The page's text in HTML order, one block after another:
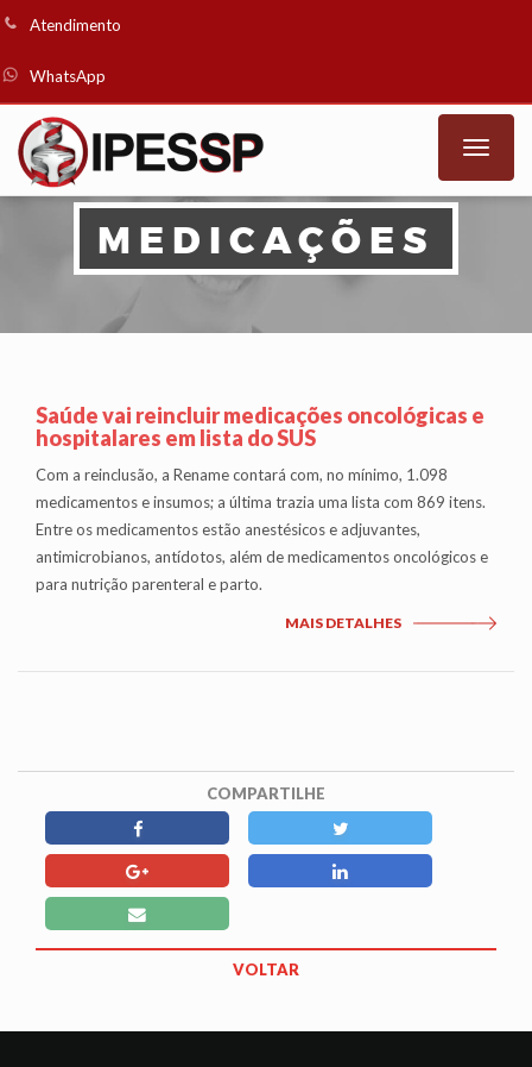
Atendimento
WhatsApp
Toggle
MEDICAÇÕES
Saúde vai reincluir medicações oncológicas e
hospitalares em lista do SUS
Com a reinclusão, a Rename contará com, no mínimo, 1.098
medicamentos e insumos; a última trazia uma lista com 869 itens.
Entre os medicamentos estão anestésicos e adjuvantes,
antimicrobianos, antídotos, além de medicamentos oncológicos e
para nutrição parenteral e parto.
MAIS DETALHES
COMPARTILHE
VOLTAR